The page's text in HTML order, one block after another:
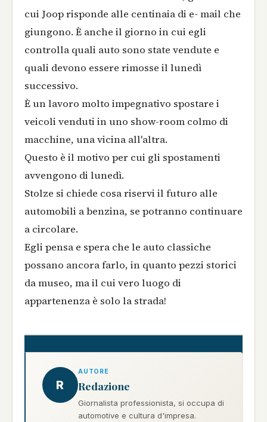
cui Joop risponde alle centinaia di e- mail che
giungono. È anche il giorno in cui egli
controlla quali auto sono state vendute e
quali devono essere rimosse il lunedì
successivo.
È un lavoro molto impegnativo spostare i
veicoli venduti in uno show-room colmo di
macchine, una vicina all'altra.
Questo è il motivo per cui gli spostamenti
avvengono di lunedì.
Stolze si chiede cosa riservi il futuro alle
automobili a benzina, se potranno continuare
a circolare.
Egli pensa e spera che le auto classiche
possano ancora farlo, in quanto pezzi storici
da museo, ma il cui vero luogo di
appartenenza è solo la strada!
R
AUTORE
Redazione
Giornalista professionista, si occupa di
automotive e cultura d'impresa.